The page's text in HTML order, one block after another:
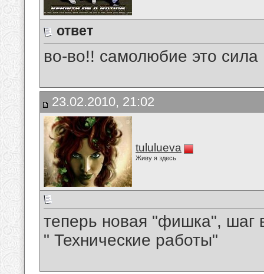
ответ
во-во!! самолюбие это сила
23.02.2010, 21:02
tululueva
Живу я здесь
теперь новая "фишка", шаг
" Технические работы"